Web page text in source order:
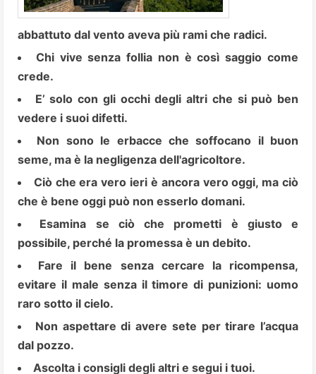
abbattuto dal vento aveva più rami che radici.
Chi vive senza follia non è così saggio come
crede.
E’ solo con gli occhi degli altri che si può ben
vedere i suoi difetti.
Non sono le erbacce che soffocano il buon
seme, ma è la negligenza dell'agricoltore.
Ciò che era vero ieri è ancora vero oggi, ma ciò
che è bene oggi può non esserlo domani.
Esamina se ciò che prometti è giusto e
possibile, perché la promessa è un debito.
Fare il bene senza cercare la ricompensa,
evitare il male senza il timore di punizioni: uomo
raro sotto il cielo.
Non aspettare di avere sete per tirare l’acqua
dal pozzo.
Ascolta i consigli degli altri e segui i tuoi.